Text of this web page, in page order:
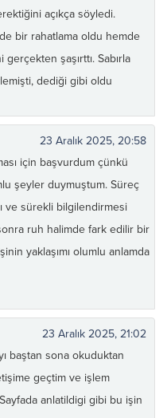
açıkça söyledi.
bir rahatlama oldu hemde
gerçekten şaşırttı. Sabırla
dediği gibi oldu
23 Aralık 2025, 20:58
için başvurdum çünkü
şeyler duymuştum. Süreç
ve sürekli bilgilendirmesi
ruh halimde fark edilir bir
yaklaşımı olumlu anlamda
23 Aralık 2025, 21:02
baştan sona okuduktan
geçtim ve işlem
anlatildigi gibi bu işin